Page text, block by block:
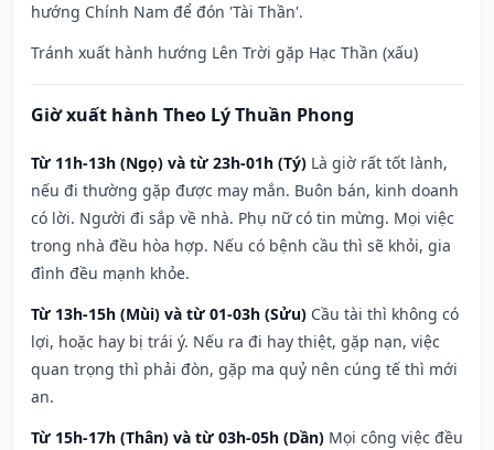
hướng Chính Nam để đón 'Tài Thần'.
Tránh xuất hành hướng Lên Trời gặp Hạc Thần (xấu)
Giờ xuất hành Theo Lý Thuần Phong
Từ 11h-13h (Ngọ) và từ 23h-01h (Tý) Là giờ rất tốt lành,
nếu đi thường gặp được may mắn. Buôn bán, kinh doanh
có lời. Người đi sắp về nhà. Phụ nữ có tin mừng. Mọi việc
trong nhà đều hòa hợp. Nếu có bệnh cầu thì sẽ khỏi, gia
đình đều mạnh khỏe.
Từ 13h-15h (Mùi) và từ 01-03h (Sửu) Cầu tài thì không có
lợi, hoặc hay bị trái ý. Nếu ra đi hay thiệt, gặp nạn, việc
quan trọng thì phải đòn, gặp ma quỷ nên cúng tế thì mới
an.
Từ 15h-17h (Thân) và từ 03h-05h (Dần) Mọi công việc đều